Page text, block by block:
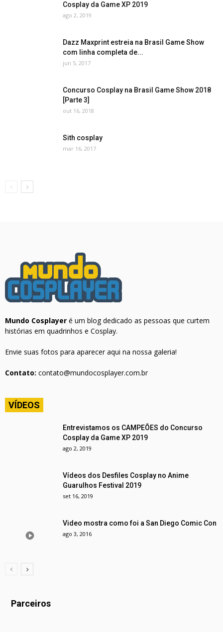
Cosplay da Game XP 2019
ago 2, 2019
Dazz Maxprint estreia na Brasil Game Show
com linha completa de...
jun 5, 2017
Concurso Cosplay na Brasil Game Show 2018
[Parte 3]
out 16, 2018
Sith cosplay
mar 16, 2017
Mundo Cosplayer é um blog dedicado as pessoas que curtem
histórias em quadrinhos e Cosplay.
Envie suas fotos para aparecer aqui na nossa galeria!
Contato: contato@mundocosplayer.com.br
VÍDEOS
Entrevistamos os CAMPEÕES do Concurso
Cosplay da Game XP 2019
ago 2, 2019
Vídeos dos Desfiles Cosplay no Anime
Guarulhos Festival 2019
set 16, 2019
Video mostra como foi a San Diego Comic Con
ago 3, 2016
Parceiros